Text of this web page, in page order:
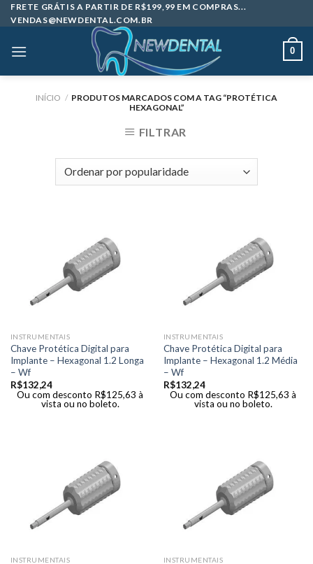
Skip
to
FRETE GRÁTIS A PARTIR DE R$199,99 EM COMPRAS...
VENDAS@NEWDENTAL.COM.BR
0
INÍCIO / PRODUTOS MARCADOS COM A TAG “PROTÉTICA
HEXAGONAL”
FILTRAR
INSTRUMENTAIS
Chave Protética Digital para
Implante – Hexagonal 1.2 Longa
– Wf
R$132,24
Ou com desconto R$125,63 à
vista ou no boleto.
INSTRUMENTAIS
Chave Protética Digital para
Implante – Hexagonal 1.2 Média
– Wf
R$132,24
Ou com desconto R$125,63 à
vista ou no boleto.
INSTRUMENTAIS INSTRUMENTAIS